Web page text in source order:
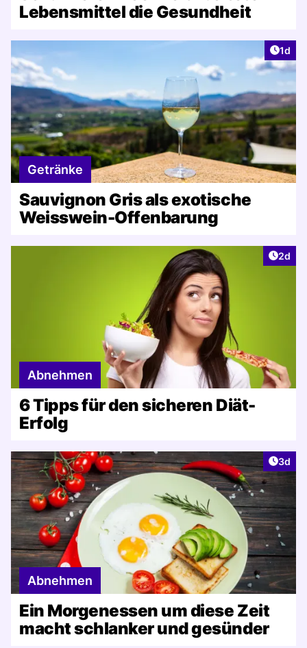
Lebensmittel die Gesundheit
1d
Getränke
Sauvignon Gris als exotische
Weisswein-Offenbarung
2d
Abnehmen
6 Tipps für den sicheren Diät-
Erfolg
3d
Abnehmen
Ein Morgenessen um diese Zeit
macht schlanker und gesünder